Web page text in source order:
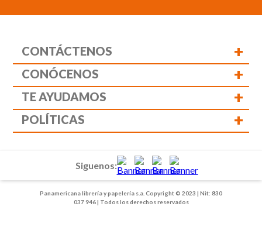
CONTÁCTENOS +
CONÓCENOS +
TE AYUDAMOS +
POLÍTICAS +
Panamericana librería y papelería s.a. Copyright © 2023 | Nit: 830
037 946 | Todos los derechos reservados
Siguenos: